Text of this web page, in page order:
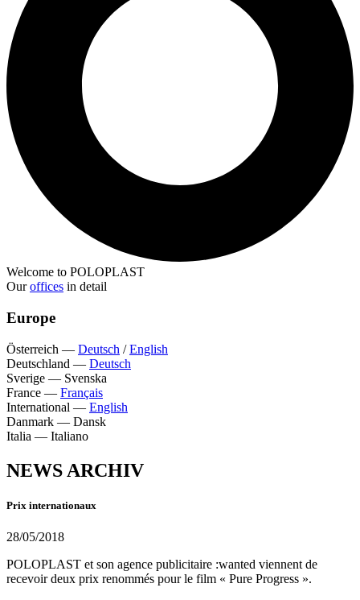
Welcome to POLOPLAST
Ouroffices in detail
Europe
Österreich — Deutsch /English
Deutschland — Deutsch
Sverige — Svenska
France — Français
International — English
Danmark — Dansk
Italia — Italiano
NEWS ARCHIV
Prix internationaux
28/05/2018
POLOPLAST et son agence publicitaire :wanted viennent de
recevoir deux prix renommés pour le film « Pure Progress ».